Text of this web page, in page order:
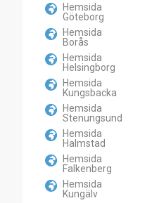
Hemsida
Göteborg
Hemsida
Borås
Hemsida
Helsingborg
Hemsida
Kungsbacka
Hemsida
Stenungsund
Hemsida
Halmstad
Hemsida
Falkenberg
Hemsida
Kungälv